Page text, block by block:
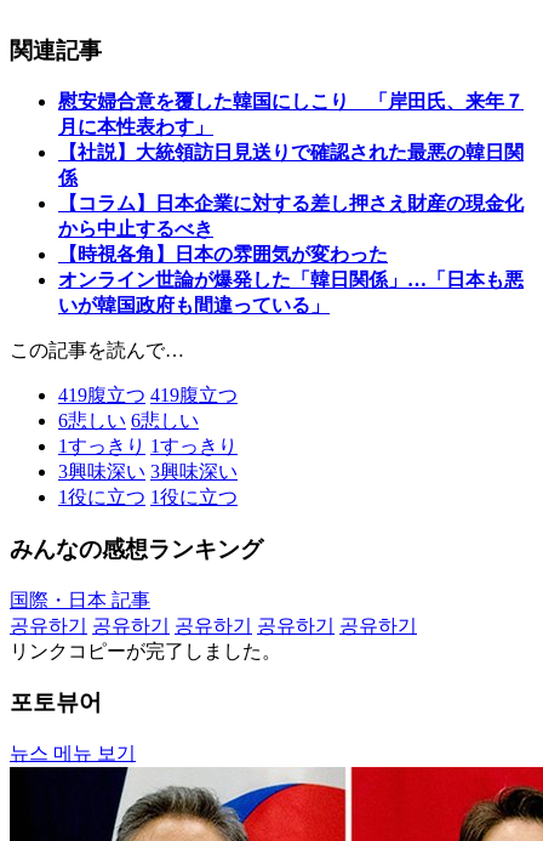
関連記事
慰安婦合意を覆した韓国にしこり 「岸田氏、来年７
月に本性表わす」
【社説】大統領訪日見送りで確認された最悪の韓日関
係
【コラム】日本企業に対する差し押さえ財産の現金化
から中止するべき
【時視各角】日本の雰囲気が変わった
オンライン世論が爆発した「韓日関係」…「日本も悪
いが韓国政府も間違っている」
この記事を読んで…
419腹立つ 419腹立つ
6悲しい 6悲しい
1すっきり 1すっきり
3興味深い 3興味深い
1役に立つ 1役に立つ
みんなの感想ランキング
国際・日本 記事
공유하기
공유하기 공유하기 공유하기
공유하기
リンクコピーが完了しました。
포토뷰어
뉴스 메뉴 보기